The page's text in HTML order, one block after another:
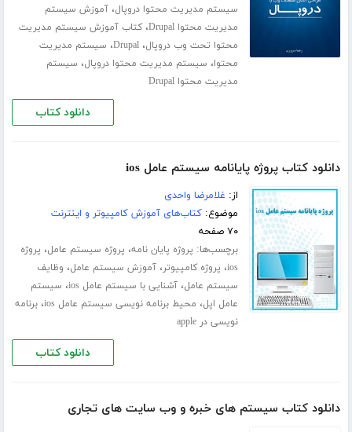
سیستم مدیریت محتوا دروپال،آموزش سیستم
مدیریت محتوا Drupal
،کتاب آموزش سیستم مدیریت
محتوا تحت وب دروپال،Drupal، سیستم مدیریت
محتوا، سیستم مدیریت محتوا دروپال، سیستم
مدیریت محتوا Drupal
دانلود کتاب
دانلود کتاب پروژه پایانامه سیستم عامل ios
از: غلامرضا واحدی
موضوع:کتاب‌های آموزش کامپیوتر و اینترنت
۷۰ صفحه
برچسب‌ها: پروژه پایان نامه، پروژه سیستم عامل، پروژه
ios، پروژه کامپیوتر،آموزش سیستم عامل، وظایف
سیستم عامل،آشنایی با سیستم عامل ios ، سیستم
عامل اپل، محیط برنامه نویسی سیستم عامل ios ،برنامه
نویسی در apple
دانلود کتاب
دانلود کتاب سیستم های خبره و وب سایت های تجاری